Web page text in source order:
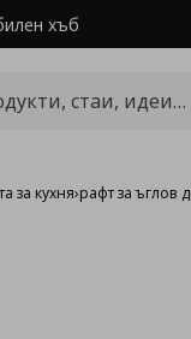
хъб
за кухня›рафт за ъглов